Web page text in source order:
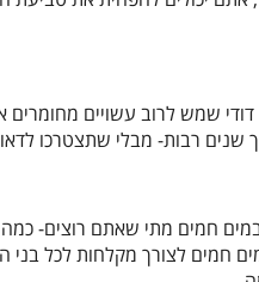
שמש לרוב עשויים מחומרים
שנים רבות- מבלי שתצטרכו
חמים מתי שאתם רוצים- כמה
חמים לצורך מקלחות לכל בני